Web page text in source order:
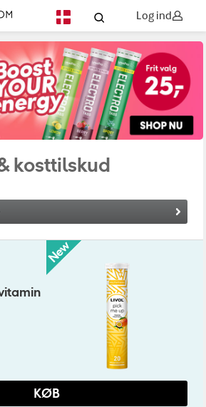
Log ind
kosttilskud
KØB